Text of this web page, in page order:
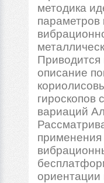
методика
параметров
Приводится
описание
гироскопов
вариаций
ориентации